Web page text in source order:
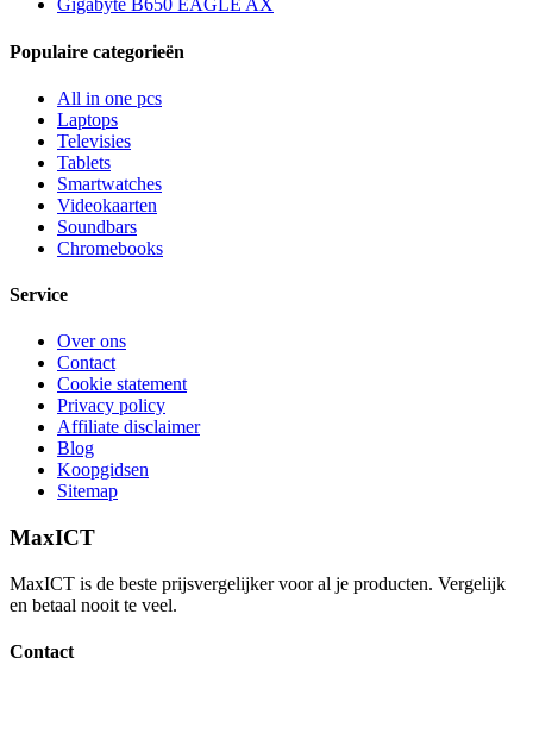
Gigabyte B650 EAGLE AX
Populaire categorieën
All in one pcs
Laptops
Televisies
Tablets
Smartwatches
Videokaarten
Soundbars
Chromebooks
Service
Over ons
Contact
Cookie statement
Privacy policy
Affiliate disclaimer
Blog
Koopgidsen
Sitemap
MaxICT
MaxICT is de beste prijsvergelijker voor al je producten. Vergelijk
en betaal nooit te veel.
Contact